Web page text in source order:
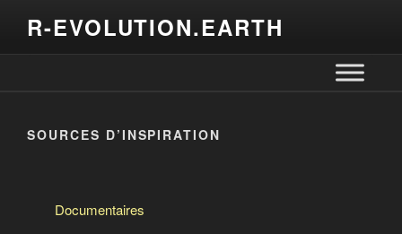
R-EVOLUTION.EARTH
SOURCES D’INSPIRATION
Documentaires